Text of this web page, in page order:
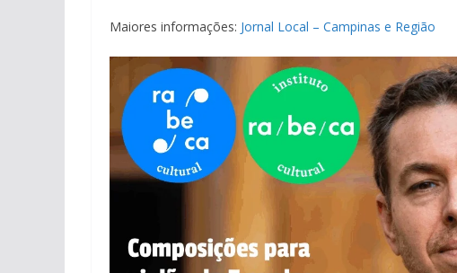
Maiores informações: Jornal Local – Campinas e Região